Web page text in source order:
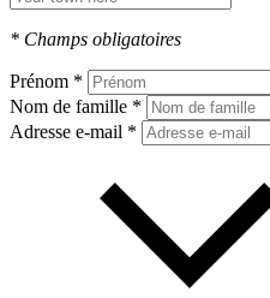
* Champs obligatoires
Prénom *
Nom de famille *
Adresse e-mail *